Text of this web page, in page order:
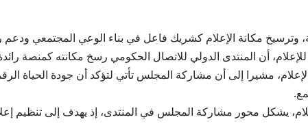
وترسيخ مكانة الإعلام كشريك فاعل في بناء الوعي المجتمعي
أن المنتدى الدولي للاتصال الحكومي رسخ مكانته كمنصة
مشيرا إلى أن مشاركة المجلس تأتي لتؤكد أن جودة الحياة
يشكل محور مشاركة المجلس في المنتدى، إذ يهدف إلى تنظيم